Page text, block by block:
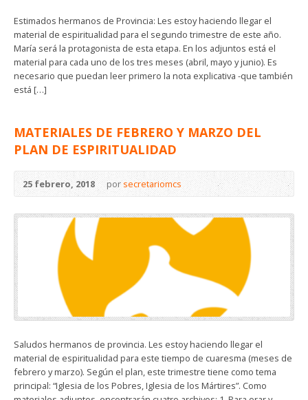
Estimados hermanos de Provincia: Les estoy haciendo llegar el
material de espiritualidad para el segundo trimestre de este año.
María será la protagonista de esta etapa. En los adjuntos está el
material para cada uno de los tres meses (abril, mayo y junio). Es
necesario que puedan leer primero la nota explicativa -que también
está […]
MATERIALES DE FEBRERO Y MARZO DEL
PLAN DE ESPIRITUALIDAD
25 febrero, 2018 porsecretariomcs
Saludos hermanos de provincia. Les estoy haciendo llegar el
material de espiritualidad para este tiempo de cuaresma (meses de
febrero y marzo). Según el plan, este trimestre tiene como tema
principal: “Iglesia de los Pobres, Iglesia de los Mártires”. Como